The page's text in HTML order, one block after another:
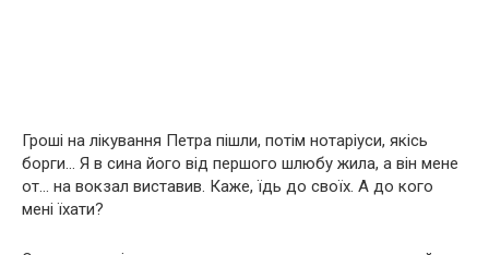
Гроші на лікування Петра пішли, потім нотаріуси, якісь
борги… Я в сина його від першого шлюбу жила, а він мене
от… на вокзал виставив. Каже, їдь до своїх. А до кого
мені їхати?